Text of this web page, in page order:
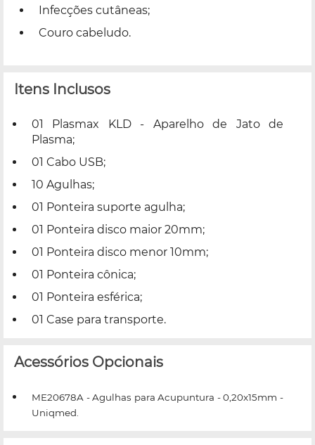
Infecções cutâneas;
Couro cabeludo.
Itens Inclusos
01 Plasmax KLD - Aparelho de Jato de
Plasma;
01 Cabo USB;
10 Agulhas;
01 Ponteira suporte agulha;
01 Ponteira disco maior 20mm;
01 Ponteira disco menor 10mm;
01 Ponteira cônica;
01 Ponteira esférica;
01 Case para transporte.
Acessórios Opcionais
ME20678A - Agulhas para Acupuntura - 0,20x15mm -
Uniqmed.